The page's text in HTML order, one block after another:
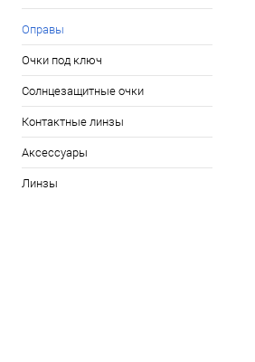
Оправы
Очки под ключ
Солнцезащитные очки
Контактные линзы
Аксессуары
Линзы